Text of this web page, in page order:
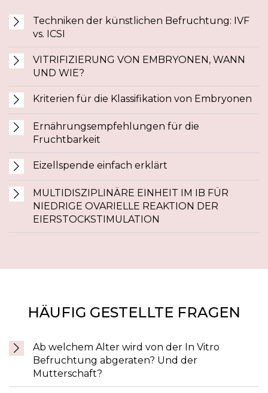
Techniken der künstlichen Befruchtung: IVF
vs. ICSI
VITRIFIZIERUNG VON EMBRYONEN, WANN
UND WIE?
Kriterien für die Klassifikation von Embryonen
Ernährungsempfehlungen für die
Fruchtbarkeit
Eizellspende einfach erklärt
MULTIDISZIPLINÄRE EINHEIT IM IB FÜR
NIEDRIGE OVARIELLE REAKTION DER
EIERSTOCKSTIMULATION
HÄUFIG GESTELLTE FRAGEN
Ab welchem Alter wird von der In Vitro
Befruchtung abgeraten? Und der
Mutterschaft?